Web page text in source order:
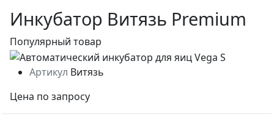
Инкубатор Витязь Premium
Популярный товар
Артикул Витязь
Цена по запросу